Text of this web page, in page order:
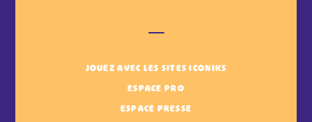
JOUEZ AVEC LES SITES ICONIKS
ESPACE PRO
ESPACE PRESSE